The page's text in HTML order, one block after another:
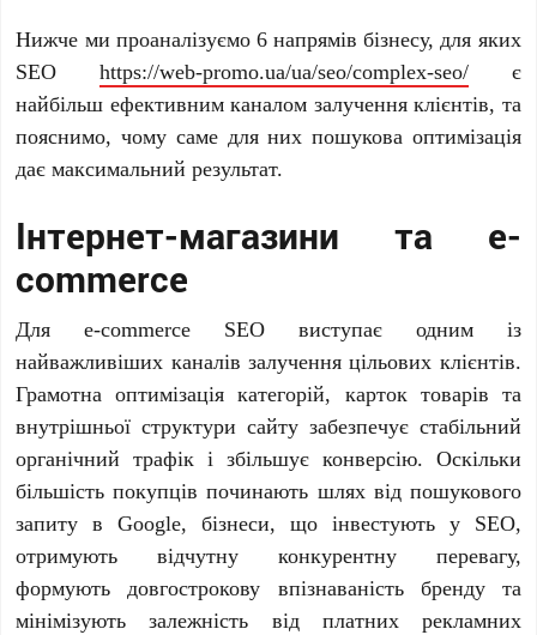
Нижче ми проаналізуємо 6 напрямів бізнесу, для яких
SEO https://web-promo.ua/ua/seo/complex-seo/ є
найбільш ефективним каналом залучення клієнтів, та
пояснимо, чому саме для них пошукова оптимізація
дає максимальний результат.
Інтернет-магазини та e-
commerce
Для e-commerce SEO виступає одним із
найважливіших каналів залучення цільових клієнтів.
Грамотна оптимізація категорій, карток товарів та
внутрішньої структури сайту забезпечує стабільний
органічний трафік і збільшує конверсію. Оскільки
більшість покупців починають шлях від пошукового
запиту в Google, бізнеси, що інвестують у SEO,
отримують відчутну конкурентну перевагу,
формують довгострокову впізнаваність бренду та
мінімізують залежність від платних рекламних